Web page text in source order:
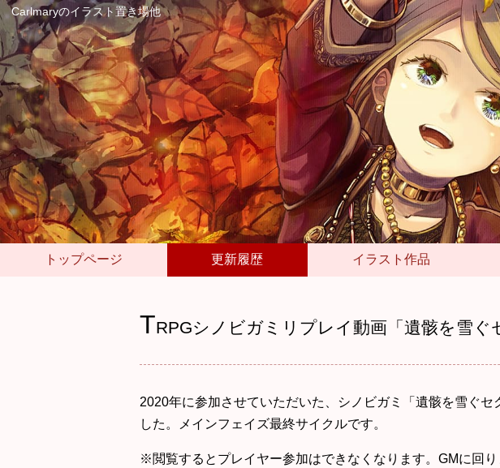
Carlmaryのイラスト置き場他
トップページ 更新履歴 イラスト作品
TRPGシノビガミリプレイ動画「遺骸を雪ぐ
2020年に参加させていただいた、シノビガミ「遺骸を雪ぐ
した。メインフェイズ最終サイクルです。
※閲覧するとプレイヤー参加はできなくなります。GMに回り